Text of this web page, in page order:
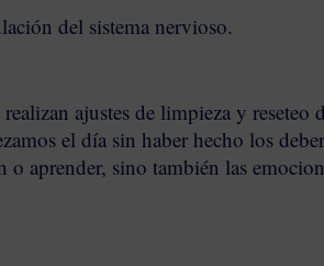
del sistema nervioso.
ajustes de limpieza y
el día sin haber hecho los
aprender, sino también las